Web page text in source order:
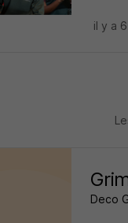
il y a
Deco